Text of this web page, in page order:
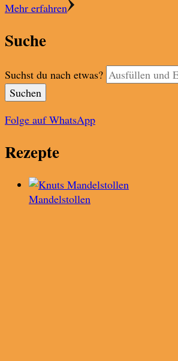
Mehr erfahren
Suche
Suchst du nach etwas?
Folge auf WhatsApp
Rezepte
Mandelstollen